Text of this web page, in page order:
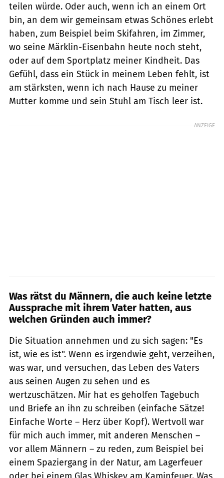
teilen würde. Oder auch, wenn ich an einem Ort
bin, an dem wir gemeinsam etwas Schönes erlebt
haben, zum Beispiel beim Skifahren, im Zimmer,
wo seine Märklin-Eisenbahn heute noch steht,
oder auf dem Sportplatz meiner Kindheit. Das
Gefühl, dass ein Stück in meinem Leben fehlt, ist
am stärksten, wenn ich nach Hause zu meiner
Mutter komme und sein Stuhl am Tisch leer ist.
ANZEIGE
Was rätst du Männern, die auch keine letzte
Aussprache mit ihrem Vater hatten, aus
welchen Gründen auch immer?
Die Situation annehmen und zu sich sagen: "Es
ist, wie es ist". Wenn es irgendwie geht, verzeihen,
was war, und versuchen, das Leben des Vaters
aus seinen Augen zu sehen und es
wertzuschätzen. Mir hat es geholfen Tagebuch
und Briefe an ihn zu schreiben (einfache Sätze!
Einfache Worte – Herz über Kopf). Wertvoll war
für mich auch immer, mit anderen Menschen –
vor allem Männern – zu reden, zum Beispiel bei
einem Spaziergang in der Natur, am Lagerfeuer